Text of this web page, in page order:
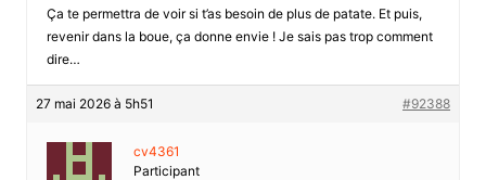
Ça te permettra de voir si t’as besoin de plus de patate. Et puis,
revenir dans la boue, ça donne envie ! Je sais pas trop comment
dire…
27 mai 2026 à 5h51 #92388
cv4361
Participant